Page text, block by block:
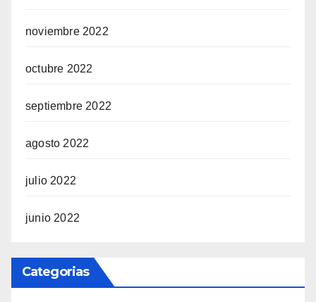
noviembre 2022
octubre 2022
septiembre 2022
agosto 2022
julio 2022
junio 2022
Categorias